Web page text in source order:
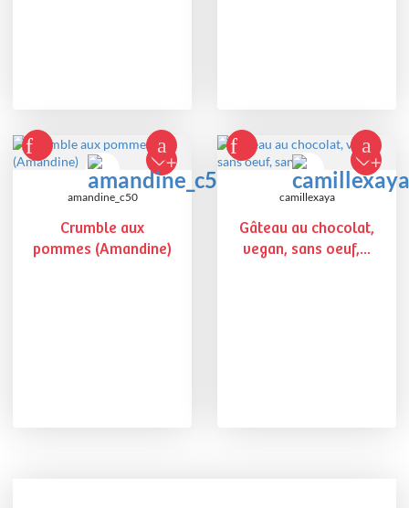
amandine_c50
Crumble aux
pommes (Amandine)
camillexaya
Gâteau au chocolat,
vegan, sans oeuf,...